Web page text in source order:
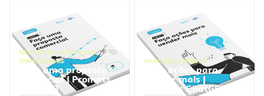
NEGÓCIOS, PROCESSOS
EMPRESARIAIS
Faça uma proposta
comercial | Prompts
ChatGPT
NEGÓCIOS, VENDAS
Faça ações para
vender mais |
Prompts ChatGPT